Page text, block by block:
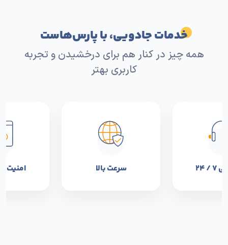
خدمات جادویی، با پارس‌هاست
همه چیز در کنار هم برای درخشیدن و تجربه
کاربری بهتر
/ ۲۴ سرعت بالا امنیت